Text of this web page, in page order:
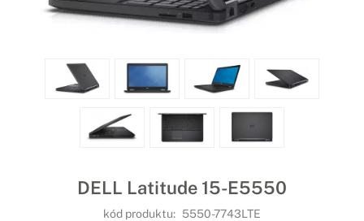
DELL Latitude 15-E5550
kód produktu: 5550-7743LTE